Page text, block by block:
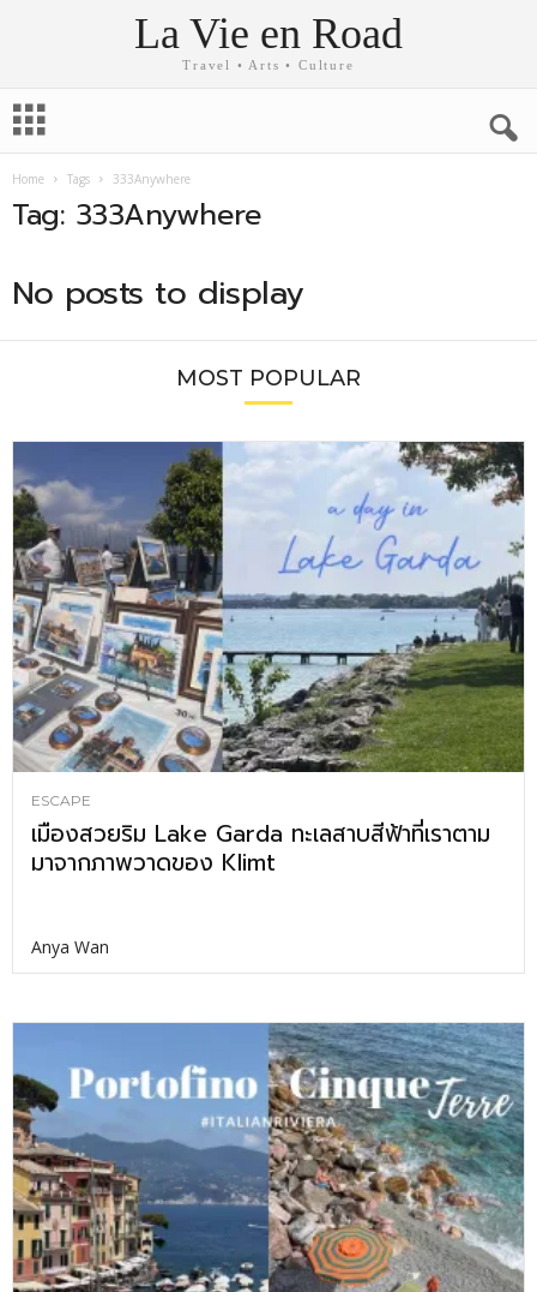
La Vie en Road
Travel • Arts • Culture
Home Tags 333Anywhere
Tag: 333Anywhere
No posts to display
MOST POPULAR
ESCAPE
เมืองสวยริม Lake Garda ทะเลสาบสีฟ้าที่เราตาม
มาจากภาพวาดของ Klimt
Anya Wan